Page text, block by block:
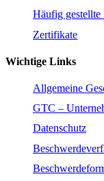
Häufig gestellte
Zertifikate
Wichtige Links
Allgemeine
GTC –
Datenschutz